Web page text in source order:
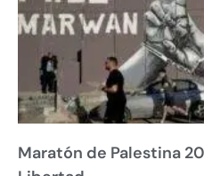
Maratón de Palestina